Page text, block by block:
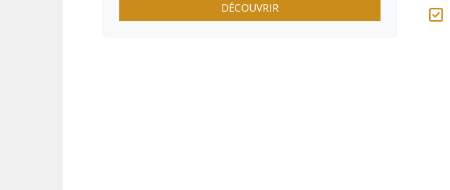
DÉCOUVRIR